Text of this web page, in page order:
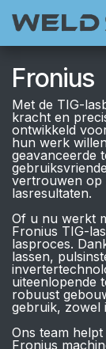
Fronius
Met de TIG-
kracht en
ontwikkeld
hun werk
geavanceerde
vertrouwen op
lasresultaten.
Of u nu werkt
Fronius TIG-
lasproces.
lassen,
uiteenlopende
robuust
gebruik, zowel
Ons team
Fronius